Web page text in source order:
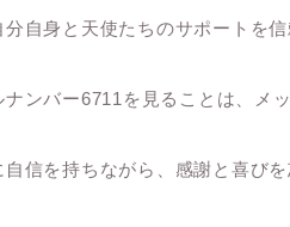
自身と天使たちのサポートを信
ナンバー6711を見ることは、メ
自信を持ちながら、感謝と喜び